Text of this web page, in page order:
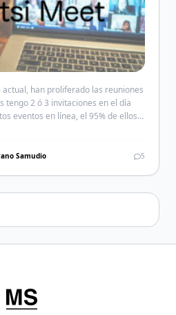
han proliferado las reuniones
tengo 2 ó 3 invitaciones en el día
eventos en línea, el 95% de ellos
Samudio 5